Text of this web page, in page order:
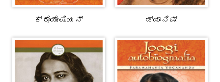
ಕ್ರೊಯೇಷಿಯನ್ ಡ್ಯಾನಿಷ್